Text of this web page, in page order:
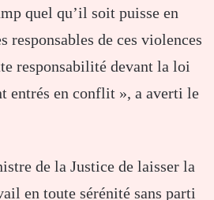
quel qu’il soit puisse en
responsables de ces violences
responsabilité devant la loi
entrés en conflit », a averti le
de la Justice de laisser la
en toute sérénité sans parti